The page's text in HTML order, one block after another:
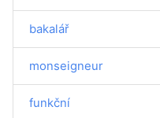
bakalář
monseigneur
funkční